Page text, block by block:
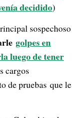
decidido)
sospechoso
golpes en
luego de tener
cargos
de pruebas que le